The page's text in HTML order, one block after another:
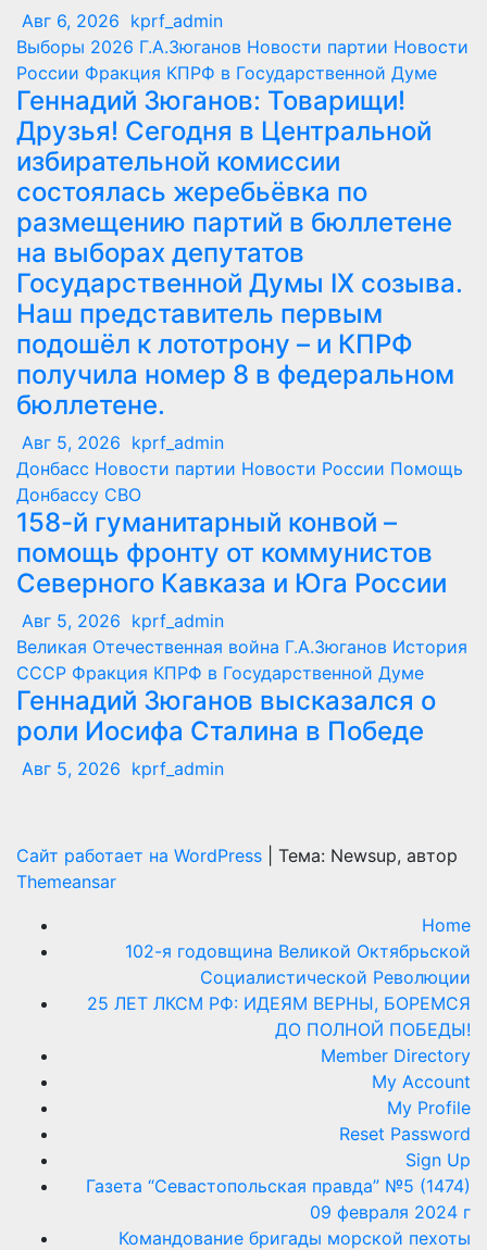
Авг 6, 2026 kprf_admin
Выборы 2026 Г.А.Зюганов Новости партии Новости
России Фракция КПРФ в Государственной Думе
Геннадий Зюганов: Товарищи!
Друзья! Сегодня в Центральной
избирательной комиссии
состоялась жеребьёвка по
размещению партий в бюллетене
на выборах депутатов
Государственной Думы IX созыва.
Наш представитель первым
подошёл к лототрону – и КПРФ
получила номер 8 в федеральном
бюллетене.
Авг 5, 2026 kprf_admin
Донбасс Новости партии Новости России Помощь
Донбассу СВО
158-й гуманитарный конвой –
помощь фронту от коммунистов
Северного Кавказа и Юга России
Авг 5, 2026 kprf_admin
Великая Отечественная война Г.А.Зюганов История
СССР Фракция КПРФ в Государственной Думе
Геннадий Зюганов высказался о
роли Иосифа Сталина в Победе
Авг 5, 2026 kprf_admin
Сайт работает на WordPress
Тема: Newsup, автор
Themeansar
Home
102-я годовщина Великой Октябрьской
Социалистической Революции
25 ЛЕТ ЛКСМ РФ: ИДЕЯМ ВЕРНЫ, БОРЕМСЯ
ДО ПОЛНОЙ ПОБЕДЫ!
Member Directory
My Account
My Profile
Reset Password
Sign Up
Газета “Севастопольская правда” №5 (1474)
09 февраля 2024 г
Командование бригады морской пехоты